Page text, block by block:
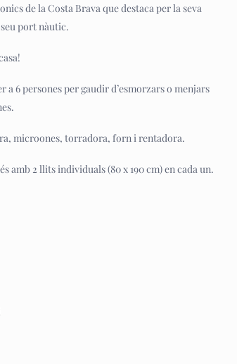
de la Costa Brava que destaca per la seva
port nàutic.
a 6 persones per gaudir d’esmorzars o menjars
microones, torradora, forn i rentadora.
amb 2 llits individuals (80 x 190 cm) en cada un.